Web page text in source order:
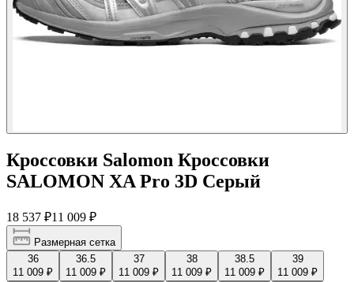
Кроссовки Salomon Кроссовки
SALOMON XA Pro 3D Серый
18 537 ₽11 009 ₽
Размерная сетка
36
11 009 ₽
36.5
11 009 ₽
37
11 009 ₽
38
11 009 ₽
38.5
11 009 ₽
39
11 009 ₽